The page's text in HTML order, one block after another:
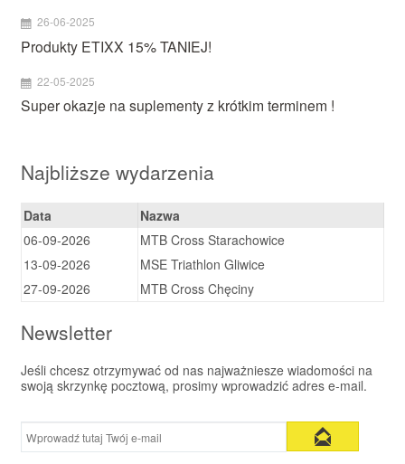
26-06-2025
Produkty ETIXX 15% TANIEJ!
22-05-2025
Super okazje na suplementy z krótkim terminem !
Najbliższe wydarzenia
Data
Nazwa
06-09-2026
MTB Cross Starachowice
13-09-2026
MSE Triathlon Gliwice
27-09-2026
MTB Cross Chęciny
Newsletter
Jeśli chcesz otrzymywać od nas najważniesze wiadomości na
swoją skrzynkę pocztową, prosimy wprowadzić adres e-mail.